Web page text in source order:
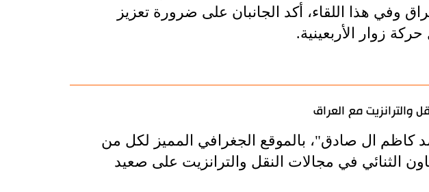
وفي هذا اللقاء، أكد الجانبان على ضرورة تعزيز
زوار الأربعينية.
والترانزيت مع العراق
كاظم ال صادق"، بالموقع الجغرافي المميز لكل من
الثنائي في مجالات النقل والترانزيت على صعيد